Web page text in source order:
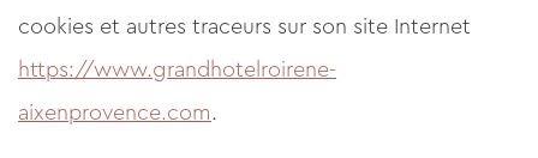
cookies et autres traceurs sur son site Internet
https://www.grandhotelroirene-
aixenprovence.com.